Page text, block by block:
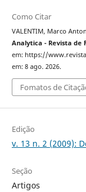
Como Citar
VALENTIM, Marco
Analytica - Revista de
em: https://
em: 8 ago. 2026.
Fomatos de
Edição
v. 13 n. 2 (2009):
Seção
Artigos